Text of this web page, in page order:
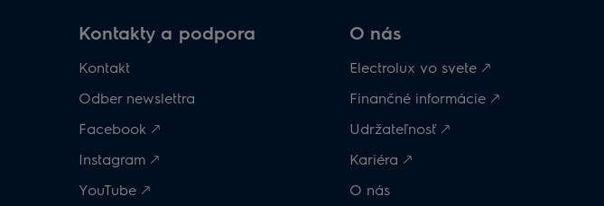
Kontakty a podpora
Kontakt
Odber newslettra
Facebook 🡕
Instagram 🡕
YouTube 🡕
O nás
Electrolux vo svete 🡕
Finančné informácie 🡕
Udržateľnosť 🡕
Kariéra 🡕
O nás